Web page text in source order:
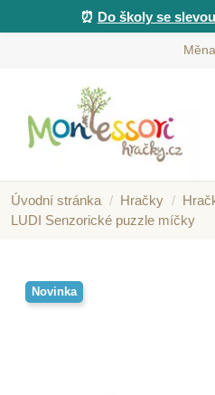
⏰ Do školy se
Úvodní stránka Hračky
LUDI Senzorické puzzle míčky
Novinka